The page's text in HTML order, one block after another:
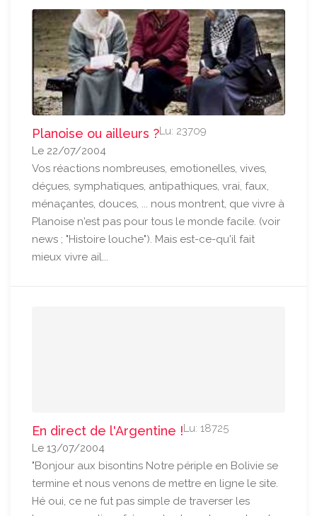
Planoise ou ailleurs ?Lu: 23709
Le 22/07/2004
Vos réactions nombreuses, emotionelles, vives,
déçues, symphatiques, antipathiques, vrai, faux,
ménaçantes, douces, ... nous montrent, que vivre à
Planoise n'est pas pour tous le monde facile. (voir
news ; "Histoire louche"). Mais est-ce-qu'il fait
mieux vivre ail...
En direct de l'Argentine !Lu: 18725
Le 13/07/2004
"Bonjour aux bisontins Notre périple en Bolivie se
termine et nous venons de mettre en ligne le site.
Hé oui, ce ne fut pas simple de traverser les